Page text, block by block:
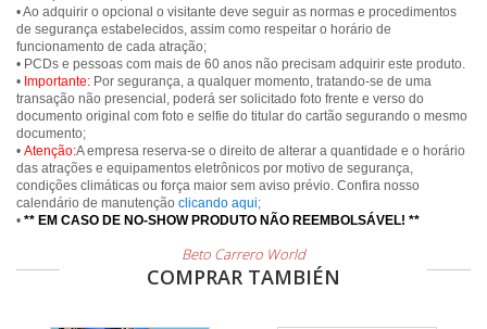
• Ao adquirir o opcional o visitante deve seguir as normas e procedimentos
de segurança estabelecidos, assim como respeitar o horário de
funcionamento de cada atração;
• PCDs e pessoas com mais de 60 anos não precisam adquirir este produto.
• Importante: Por segurança, a qualquer momento, tratando-se de uma
transação não presencial, poderá ser solicitado foto frente e verso do
documento original com foto e selfie do titular do cartão segurando o mesmo
documento;
• Atenção:A empresa reserva-se o direito de alterar a quantidade e o horário
das atrações e equipamentos eletrônicos por motivo de segurança,
condições climáticas ou força maior sem aviso prévio. Confira nosso
calendário de manutenção clicando aqui;
• ** EM CASO DE NO-SHOW PRODUTO NÃO REEMBOLSÁVEL! **
Beto Carrero World
COMPRAR TAMBIÉN